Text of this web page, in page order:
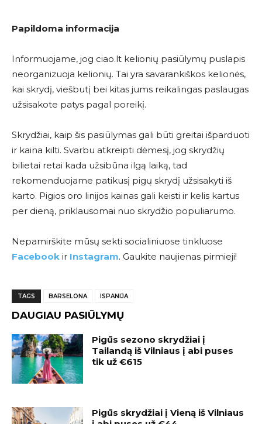
Papildoma informacija
Informuojame, jog ciao.lt kelionių pasiūlymų puslapis
neorganizuoja kelionių. Tai yra savarankiškos kelionės,
kai skrydį, viešbutį bei kitas jums reikalingas paslaugas
užsisakote patys pagal poreikį.
Skrydžiai, kaip šis pasiūlymas gali būti greitai išparduoti
ir kaina kilti. Svarbu atkreipti dėmesį, jog skrydžių
bilietai retai kada užsibūna ilgą laiką, tad
rekomenduojame patikusį pigų skrydį užsisakyti iš
karto. Pigios oro linijos kainas gali keisti ir kelis kartus
per dieną, priklausomai nuo skrydžio populiarumo.
Nepamirškite mūsų sekti socialiniuose tinkluose
Facebook ir Instagram. Gaukite naujienas pirmieji!
TAGS BARSELONA ISPANIJA
DAUGIAU PASIŪLYMŲ
Pigūs sezono skrydžiai į
Tailandą iš Vilniaus į abi puses
tik už €615
Pigūs skrydžiai į Vieną iš Vilniaus